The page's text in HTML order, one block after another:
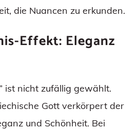
die Nuancen zu erkunden.
Effekt: Eleganz
ist nicht zufällig gewählt.
Gott verkörpert der
und Schönheit. Bei